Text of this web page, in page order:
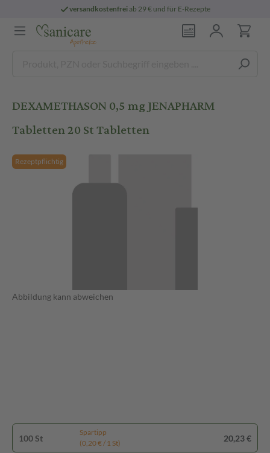
versandkostenfreiab 29 € und für E-Rezepte
DEXAMETHASON 0,5 mg JENAPHARM
Tabletten 20 St Tabletten
Rezeptpflichtig
Abbildung kann abweichen
100 St
Spartipp
(0,20 € / 1 St)
20,23 €